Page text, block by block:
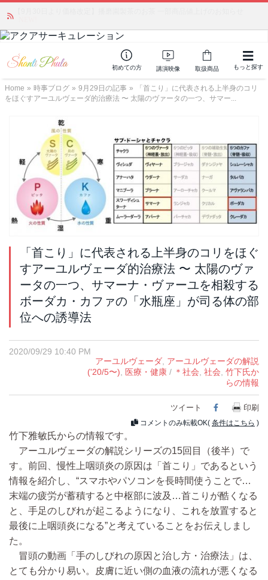
初めての方 講演映像 取扱商品 もっと探す
Home » 時事ブログ » 9月29日の記事 »
「首こり」に代表される上半身のコリ
をほぐすアーユルヴェーダ的治療法 〜 太陽のヴァータの一つ、サマー...
「首こり」に代表される上半身のコリをほぐ
すアーユルヴェーダ的治療法 〜 太陽のヴァ
ータの一つ、サマーナ・ヴァーユを相殺する
ボーダカ・カファの「水瓶座」が司る体の部
位への誘導法
2020/09/29 10:40 PM
アーユルヴェーダ, アーユルヴェーダの解説
('20/5〜), 医療・健康 / ＊社会, 社会, 竹下氏か
らの情報
ツイート Facebook
印刷
コメントのみ転載OK( 条件はこちら )
竹下雅敏氏からの情報です。
アーユルヴェーダの解説シリーズの15回目（後半）で
す。前回、慢性上咽頭炎の原因は「首こり」であるという
情報を紹介し、“スマホやパソコンを長時間使うことで…
末端の疲労が蓄積すると中枢部に波及…首こりが酷くなる
と、手足のしびれが起こるようになり、これを放置すると
最後に上咽頭炎になる”と考えていることをお伝えしまし
た。
冒頭の動画「手のしびれの原因と治し方・治療法」は、
とても分かり易い。皮膚に近い側の血液の流れが悪くなる